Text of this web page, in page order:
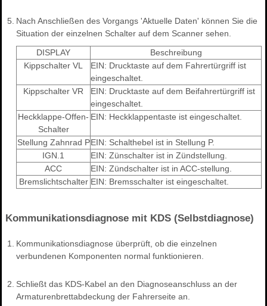
5. Nach Anschließen des Vorgangs 'Aktuelle Daten' können Sie die
Situation der einzelnen Schalter auf dem Scanner sehen.
DISPLAY
Beschreibung
Kippschalter VL
EIN: Drucktaste auf dem Fahrertürgriff ist
eingeschaltet.
Kippschalter VR
EIN: Drucktaste auf dem Beifahrertürgriff ist
eingeschaltet.
Heckklappe-Offen-
Schalter
EIN: Heckklappentaste ist eingeschaltet.
Stellung Zahnrad PEIN: Schalthebel ist in Stellung P.
IGN.1
EIN: Zünschalter ist in Zündstellung.
ACC
EIN: Zündschalter ist in ACC-stellung.
Bremslichtschalter EIN: Bremsschalter ist eingeschaltet.
Kommunikationsdiagnose mit KDS (Selbstdiagnose)
1.
Kommunikationsdiagnose überprüft, ob die einzelnen
verbundenen Komponenten normal funktionieren.
2. Schließt das KDS-Kabel an den Diagnoseanschluss an der
Armaturenbrettabdeckung der Fahrerseite an.